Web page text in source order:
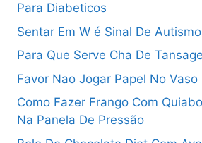
Para Diabeticos
Sentar Em W é Sinal De Autismo
Para Que Serve Cha De
Favor Nao Jogar Papel No Vaso
Como Fazer Frango Com Quiabo
Na Panela De Pressão